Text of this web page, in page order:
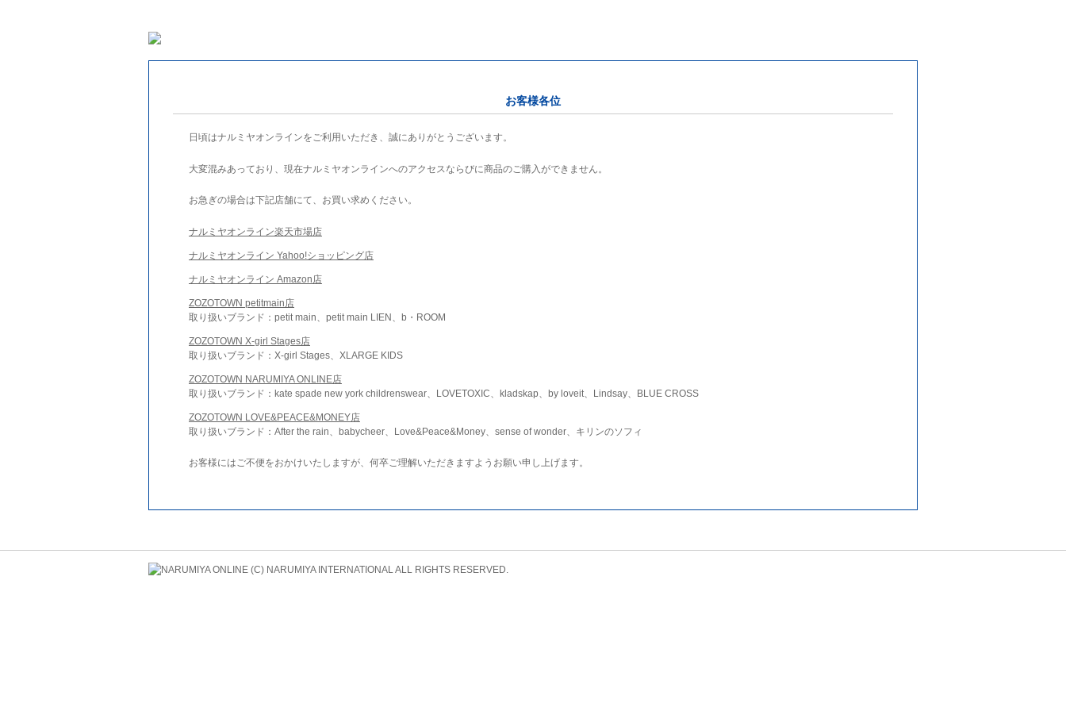
お客様各位
日頃はナルミヤオンラインをご利用いただき、誠にありがとうございます。
大変混みあっており、現在ナルミヤオンラインへのアクセスならびに商品のご購入ができません。
お急ぎの場合は下記店舗にて、お買い求めください。
ナルミヤオンライン楽天市場店
ナルミヤオンライン Yahoo!ショッピング店
ナルミヤオンライン Amazon店
ZOZOTOWN petitmain店
取り扱いブランド：petit main、petit main LIEN、b・ROOM
ZOZOTOWN X-girl Stages店
取り扱いブランド：X-girl Stages、XLARGE KIDS
ZOZOTOWN NARUMIYA ONLINE店
取り扱いブランド：kate spade new york childrenswear、LOVETOXIC、kladskap、by loveit、Lindsay、BLUE CROSS
ZOZOTOWN LOVE&PEACE&MONEY店
取り扱いブランド：After the rain、babycheer、Love&Peace&Money、sense of wonder、キリンのソフィ
お客様にはご不便をおかけいたしますが、何卒ご理解いただきますようお願い申し上げます。